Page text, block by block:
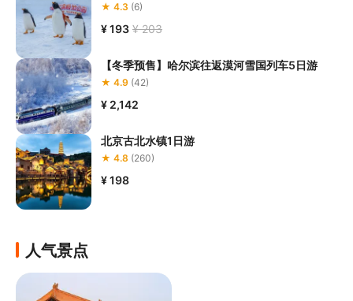
★ 4.3 (6)
¥ 193 ¥ 203
【冬季预售】哈尔滨往返漠河雪国列车5日游
★ 4.9 (42)
¥ 2,142
北京古北水镇1日游
★ 4.8 (260)
¥ 198
人气景点